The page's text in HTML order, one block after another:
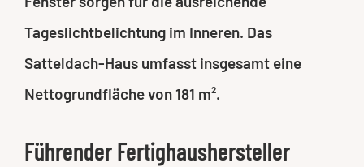
Tageslichtbelichtung im Inneren. Das
Satteldach-Haus umfasst insgesamt eine
Nettogrundfläche von 181 m².
Führender Fertighaushersteller